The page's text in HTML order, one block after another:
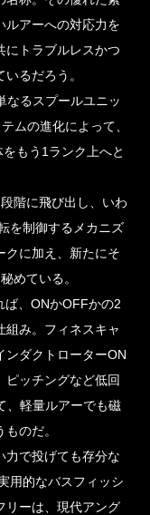
ルアーへの対応力を
にトラブルレスかつ
るだろう。
なるスプールユニッ
ムの進化によって、
もう1ランク上へと
階に飛び出し、いわ
を制御するメカニズ
クに加え、新たにそ
めている。
ば、ONかOFFかの2
組み。フィネスキャ
ンダクトローターON
ピッチングなど低回
、軽量ルアーでも磁
のだ。
力で投げても存分な
用的なバスフィッシ
リーは、現代アング